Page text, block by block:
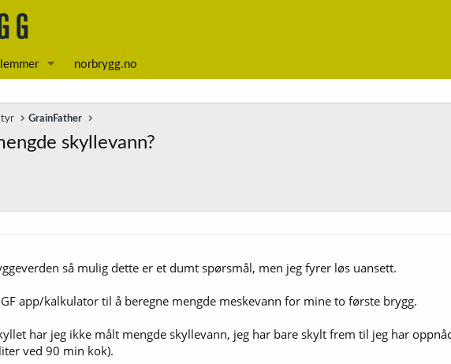
norbrygg.no
GrainFather
skyllevann?
så mulig dette er et dumt spørsmål, men jeg fyrer løs uansett.
app/kalkulator til å beregne mengde meskevann for mine to første brygg.
har jeg ikke målt mengde skyllevann, jeg har bare skylt frem til jeg har
ved 90 min kok).